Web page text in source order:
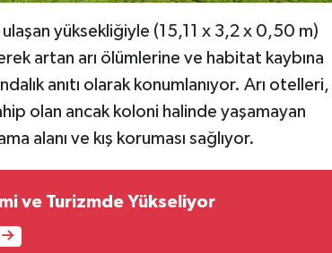
yüksekliğiyle (15,11 x 3,2 x 0,50 m)
artan arı ölümlerine ve habitat kaybına
anıtı olarak konumlanıyor. Arı otelleri,
olan ancak koloni halinde yaşamayan
alanı ve kış koruması sağlıyor.
ve Turizmde Yükseliyor